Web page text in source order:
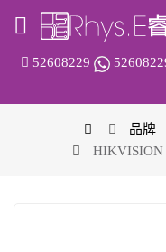
52608229
品牌
HIKVISION